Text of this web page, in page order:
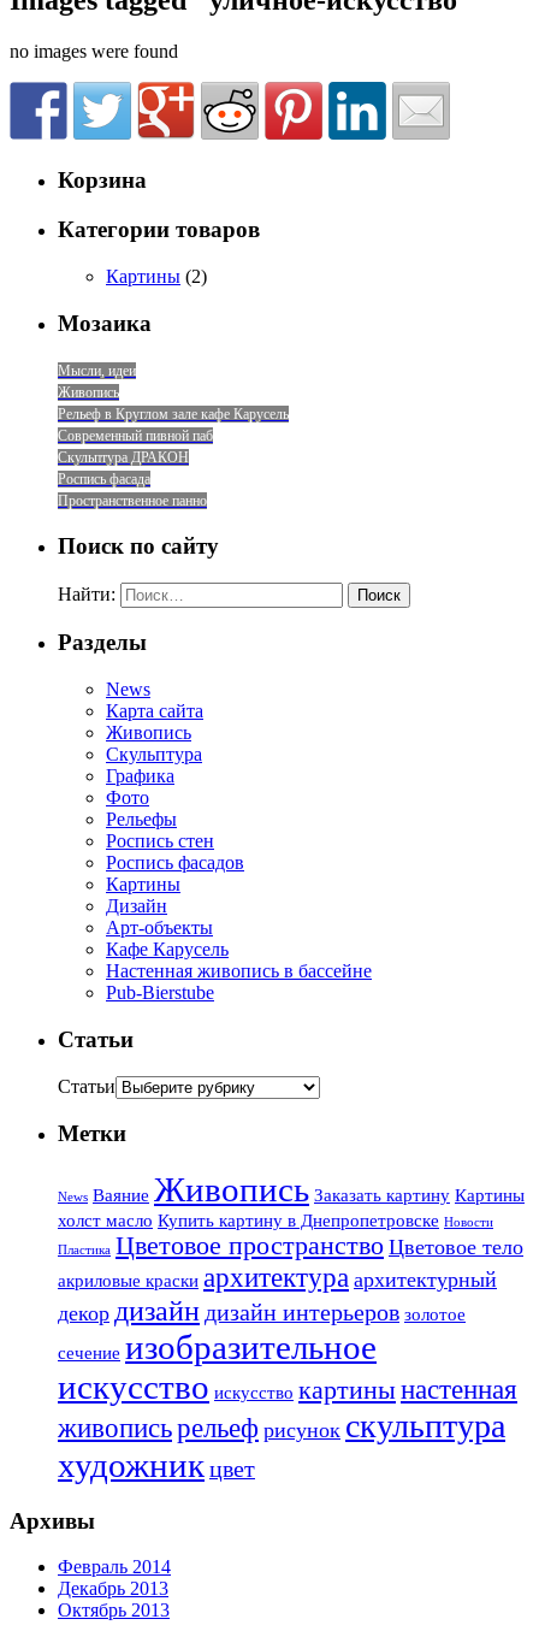
no images were found
Корзина
Категории товаров
Картины (2)
Мозаика
Мысли, идеи
Живопись
Рельеф в Круглом зале кафе Карусель
Современный пивной паб
Скульптура ДРАКОН
Роспись фасада
Пространственное панно
Поиск по сайту
Найти:
Разделы
News
Карта сайта
Живопись
Скульптура
Графика
Фото
Рельефы
Роспись стен
Роспись фасадов
Картины
Дизайн
Арт-объекты
Кафе Карусель
Настенная живопись в бассейне
Pub-Bierstube
Статьи
Статьи
Метки
News Ваяние Живопись Заказать картину Картины
холст масло Купить картину в Днепропетровске Новости
Пластика Цветовое пространство Цветовое тело
акриловые краски архитектура архитектурный
декор дизайн дизайн интерьеров золотое
сечение изобразительное
искусство искусство картинынастенная
живописьрельеф рисунок скульптура
художникцвет
Архивы
Февраль 2014
Декабрь 2013
Октябрь 2013